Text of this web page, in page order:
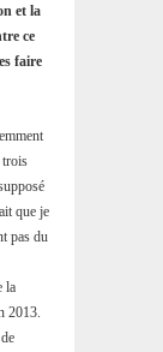
et la
ce
faire
trois
que je
pas du
la
2013.